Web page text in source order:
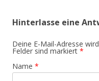
Hinterlasse eine
Deine E-Mail-Adresse
Felder sind markiert *
Name *